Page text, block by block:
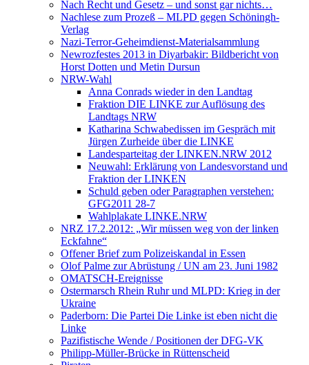
Nach Recht und Gesetz – und sonst gar nichts…
Nachlese zum Prozeß – MLPD gegen Schöningh-
Verlag
Nazi-Terror-Geheimdienst-Materialsammlung
Newrozfestes 2013 in Diyarbakir: Bildbericht von
Horst Dotten und Metin Dursun
NRW-Wahl
Anna Conrads wieder in den Landtag
Fraktion DIE LINKE zur Auflösung des
Landtags NRW
Katharina Schwabedissen im Gespräch mit
Jürgen Zurheide über die LINKE
Landesparteitag der LINKEN.NRW 2012
Neuwahl: Erklärung von Landesvorstand und
Fraktion der LINKEN
Schuld geben oder Paragraphen verstehen:
GFG2011 28-7
Wahlplakate LINKE.NRW
NRZ 17.2.2012: „Wir müssen weg von der linken
Eckfahne“
Offener Brief zum Polizeiskandal in Essen
Olof Palme zur Abrüstung / UN am 23. Juni 1982
OMATSCH-Ereignisse
Ostermarsch Rhein Ruhr und MLPD: Krieg in der
Ukraine
Paderborn: Die Partei Die Linke ist eben nicht die
Linke
Pazifistische Wende / Positionen der DFG-VK
Philipp-Müller-Brücke in Rüttenscheid